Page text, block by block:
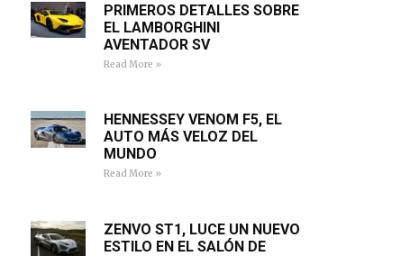
PRIMEROS DETALLES SOBRE
EL LAMBORGHINI
AVENTADOR SV
Read More »
HENNESSEY VENOM F5, EL
AUTO MÁS VELOZ DEL
MUNDO
Read More »
ZENVO ST1, LUCE UN NUEVO
ESTILO EN EL SALÓN DE